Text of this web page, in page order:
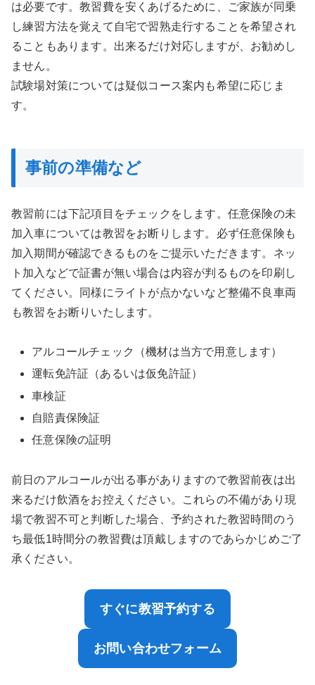
は必要です。教習費を安くあげるために、ご家族が同乗
し練習方法を覚えて自宅で習熟走行することを希望され
ることもあります。出来るだけ対応しますが、お勧めし
ません。
試験場対策については疑似コース案内も希望に応じま
す。
事前の準備など
教習前には下記項目をチェックをします。任意保険の未
加入車については教習をお断りします。必ず任意保険も
加入期間が確認できるものをご提示いただきます。ネッ
ト加入などで証書が無い場合は内容が判るものを印刷し
てください。同様にライトが点かないなど整備不良車両
も教習をお断りいたします。
アルコールチェック（機材は当方で用意します）
運転免許証（あるいは仮免許証）
車検証
自賠責保険証
任意保険の証明
前日のアルコールが出る事がありますので教習前夜は出
来るだけ飲酒をお控えください。これらの不備があり現
場で教習不可と判断した場合、予約された教習時間のう
ち最低1時間分の教習費は頂戴しますのであらかじめご了
承ください。
すぐに教習予約する
お問い合わせフォーム